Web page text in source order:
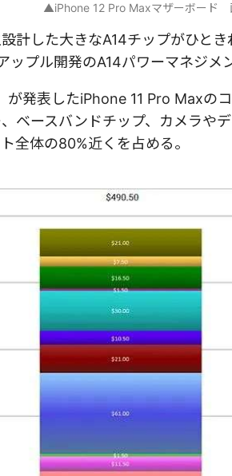
▲iPhone 12 Pro Maxマザーボード
計した大きなA14チップがひと
ップル開発のA14パワーマネジメ
発表したiPhone 11 Pro Maxの
ベースバンドチップ、カメラや
全体の80%近くを占める。